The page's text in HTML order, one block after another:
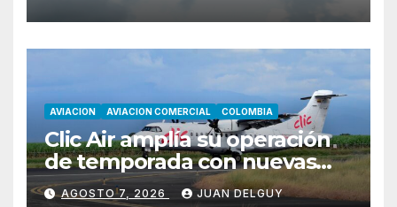
AVIACION AVIACION COMERCIAL COLOMBIA
Clic Air amplía su operación
de temporada con nuevas
rutas hacia Cartagena y Tolú
AGOSTO 7, 2026 JUAN DELGUY